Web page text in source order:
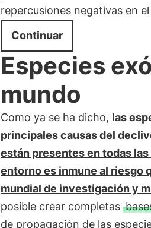
repercusiones negativas en
Continuar
Especies
mundo
Como ya se ha dicho, las
principales causas del
están presentes en todas
entorno es inmune al riesgo
mundial de investigación y
posible crear completas
de propagación de las